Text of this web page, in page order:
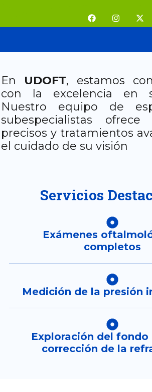
F
a
c
o
I
n
s
g
m
X
-
t
t
r
En UDOFT, estamos
con la excelencia en
Nuestro equipo de
subespecialistas ofrece
precisos y tratamientos
el cuidado de su visión
Servicios
Exámenes
completos
Medición de la presión
Exploración del fondo
corrección de la